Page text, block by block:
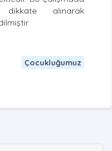
alınarak
Çocukluğumuz